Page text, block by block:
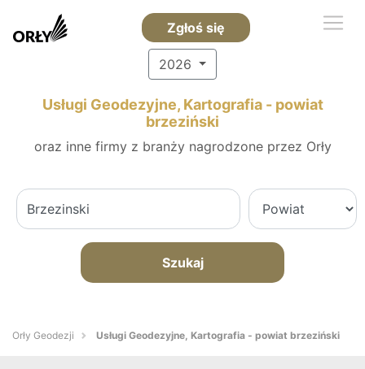
Zgłoś się
2026
Usługi Geodezyjne, Kartografia - powiat
brzeziński
oraz inne firmy z branży nagrodzone przez Orły
Szukaj
Orły Geodezji Usługi Geodezyjne, Kartografia - powiat brzeziński